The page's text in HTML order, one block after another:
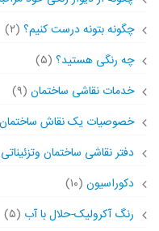
چگونه بتونه درست کنیم؟ (۲)
چه رنگی هستید؟ (۵)
خدمات نقاشی ساختمان (۹)
خصوصیات یک نقاش ساختمان
دفتر نقاشی ساختمان
دکوراسیون (۱۰)
رنگ آکرولیک-حلال با آب (۵)